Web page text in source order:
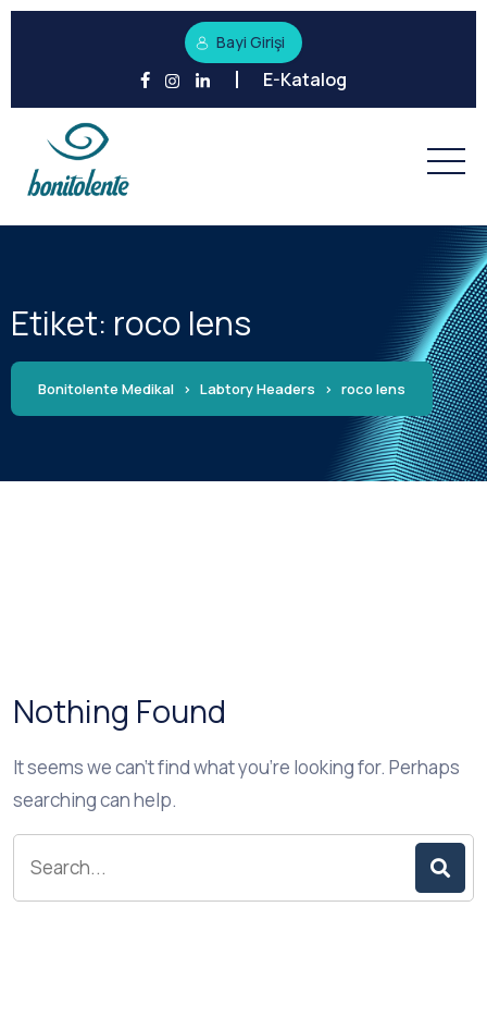
Bayi Girişi
E-Katalog
Etiket: roco lens
Bonitolente Medikal > Labtory Headers > roco lens
Nothing Found
It seems we can’t find what you’re looking for. Perhaps
searching can help.